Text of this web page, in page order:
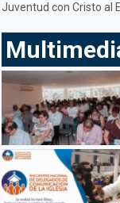
Juventud con Cristo al